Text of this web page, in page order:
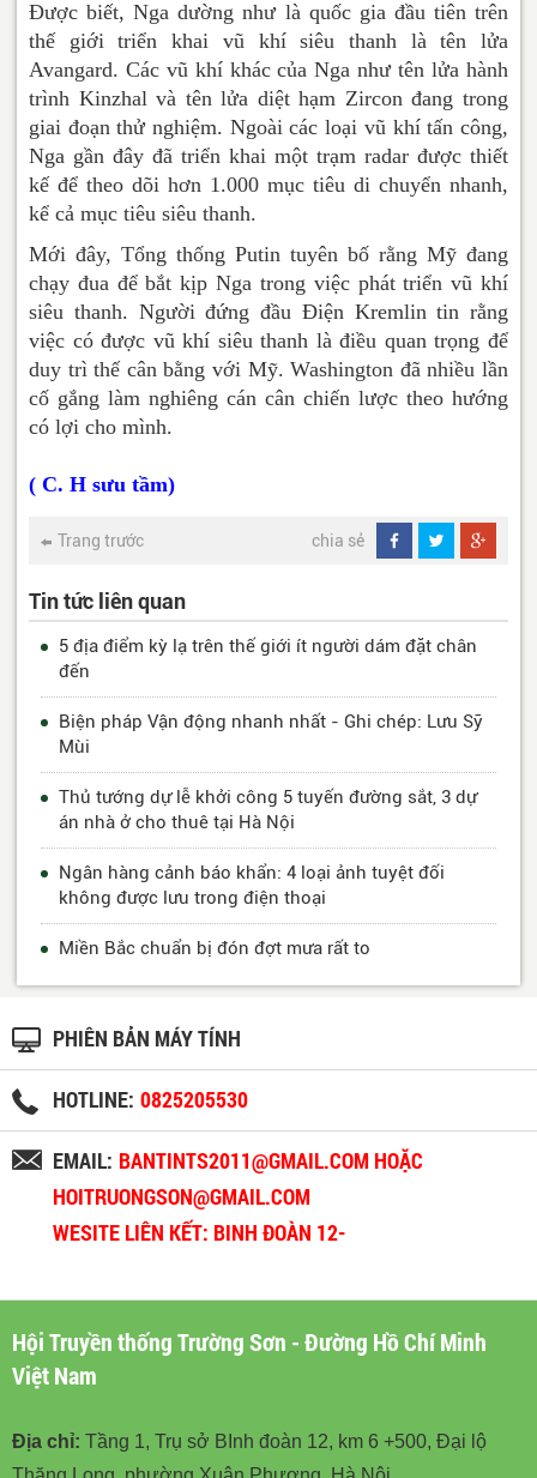
Được biết, Nga dường như là quốc gia đầu tiên trên
thế giới triển khai vũ khí siêu thanh là tên lửa
Avangard. Các vũ khí khác của Nga như tên lửa hành
trình Kinzhal và tên lửa diệt hạm Zircon đang trong
giai đoạn thử nghiệm. Ngoài các loại vũ khí tấn công,
Nga gần đây đã triển khai một trạm radar được thiết
kế để theo dõi hơn 1.000 mục tiêu di chuyển nhanh,
kể cả mục tiêu siêu thanh.
Mới đây, Tổng thống Putin tuyên bố rằng Mỹ đang
chạy đua để bắt kịp Nga trong việc phát triển vũ khí
siêu thanh. Người đứng đầu Điện Kremlin tin rằng
việc có được vũ khí siêu thanh là điều quan trọng để
duy trì thế cân bằng với Mỹ. Washington đã nhiều lần
cố gắng làm nghiêng cán cân chiến lược theo hướng
có lợi cho mình.
( C. H sưu tầm)
Trang trước chia sẻ
Tin tức liên quan
5 địa điểm kỳ lạ trên thế giới ít người dám đặt chân
đến
Biện pháp Vận động nhanh nhất - Ghi chép: Lưu Sỹ
Mùi
Thủ tướng dự lễ khởi công 5 tuyến đường sắt, 3 dự
án nhà ở cho thuê tại Hà Nội
Ngân hàng cảnh báo khẩn: 4 loại ảnh tuyệt đối
không được lưu trong điện thoại
Miền Bắc chuẩn bị đón đợt mưa rất to
PHIÊN BẢN MÁY TÍNH
HOTLINE: 0825205530
EMAIL: BANTINTS2011@GMAIL.COM HOẶC
HOITRUONGSON@GMAIL.COM
WESITE LIÊN KẾT: BINH ĐOÀN 12-
Hội Truyền thống Trường Sơn - Đường Hồ Chí Minh
Việt Nam
Địa chỉ: Tầng 1, Trụ sở BInh đoàn 12, km 6 +500, Đại lộ